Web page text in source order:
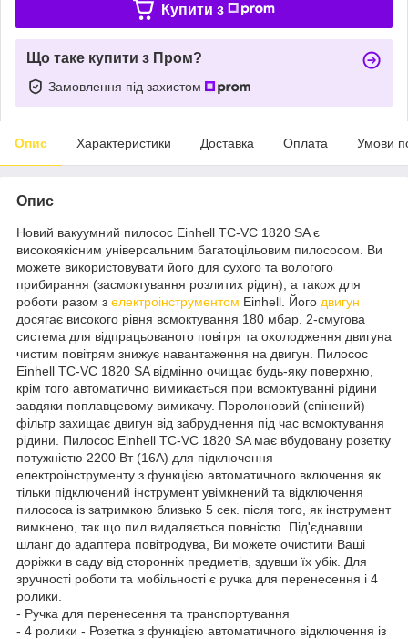
Купити з
Що таке купити з Пром?
Замовлення під захистом
Опис Характеристики Доставка Оплата Умови
Опис
Новий вакуумний пилосос Einhell TC-VC 1820 SA є
високоякісним універсальним багатоцільовим пилососом. Ви
можете використовувати його для сухого та вологого
прибирання (засмоктування розлитих рідин), а також для
роботи разом з електроінструментом Einhell. Його двигун
досягає високого рівня всмоктування 180 мбар. 2-смугова
система для відпрацьованого повітря та охолодження двигуна
чистим повітрям знижує навантаження на двигун. Пилосос
Einhell TC-VC 1820 SA відмінно очищає будь-яку поверхню,
крім того автоматично вимикається при всмоктуванні рідини
завдяки поплавцевому вимикачу. Поролоновий (спінений)
фільтр захищає двигун від забруднення під час всмоктування
рідини. Пилосос Einhell TC-VC 1820 SA має вбудовану розетку
потужністю 2200 Вт (16А) для підключення
електроінструменту з функцією автоматичного включення як
тільки підключений інструмент увімкнений та відключення
пилососа із затримкою близько 5 сек. після того, як інструмент
вимкнено, так що пил видаляється повністю. Під'єднавши
шланг до адаптера повітродува, Ви можете очистити Ваші
доріжки в саду від сторонніх предметів, здувши їх убік. Для
зручності роботи та мобільності є ручка для перенесення і 4
ролики.
- Ручка для перенесення та транспортування
- 4 ролики - Розетка з функцією автоматичного відключення із